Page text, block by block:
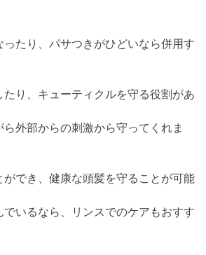
たり、パサつきがひどいなら併用す
り、キューティクルを守る役割があ
外部からの刺激から守ってくれま
ができ、健康な頭髪を守ることが可能
でいるなら、リンスでのケアもおすす